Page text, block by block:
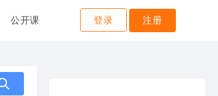
公开课 登录 注册